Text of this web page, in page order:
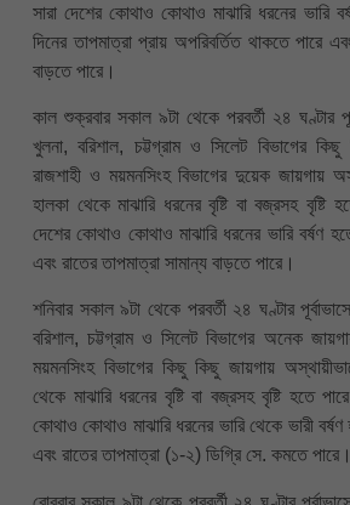
সারা দেশের কোথাও কোথাও মাঝারি ধরনের ভারি
দিনের তাপমাত্রা প্রায় অপরিবর্তিত থাকতে পারে
বাড়তে পারে।
কাল শুক্রবার সকাল ৯টা থেকে পরবর্তী ২৪ ঘণ্টার
খুলনা, বরিশাল, চট্টগ্রাম ও সিলেট বিভাগের
রাজশাহী ও ময়মনসিংহ বিভাগের দুয়েক জায়গায়
হালকা থেকে মাঝারি ধরনের বৃষ্টি বা বজ্রসহ বৃষ্টি
দেশের কোথাও কোথাও মাঝারি ধরনের ভারি বর্ষণ
এবং রাতের তাপমাত্রা সামান্য বাড়তে পারে।
শনিবার সকাল ৯টা থেকে পরবর্তী ২৪ ঘণ্টার
বরিশাল, চট্টগ্রাম ও সিলেট বিভাগের অনেক
ময়মনসিংহ বিভাগের কিছু কিছু জায়গায়
থেকে মাঝারি ধরনের বৃষ্টি বা বজ্রসহ বৃষ্টি হতে
কোথাও কোথাও মাঝারি ধরনের ভারি থেকে ভারী
এবং রাতের তাপমাত্রা (১-২) ডিগ্রি সে. কমতে পারে।